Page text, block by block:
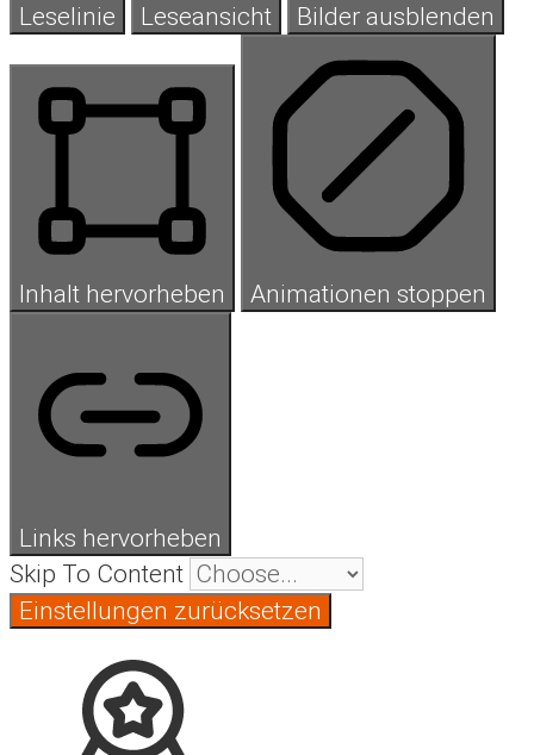
Leselinie Leseansicht Bilder ausblenden
Inhalt hervorheben Animationen stoppen
Links hervorheben
Skip To Content
Einstellungen zurücksetzen